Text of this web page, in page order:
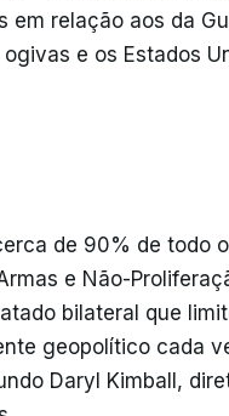
relação aos da
e os Estados
de 90% de todo
e Não-
bilateral que
geopolítico cada
Daryl Kimball,